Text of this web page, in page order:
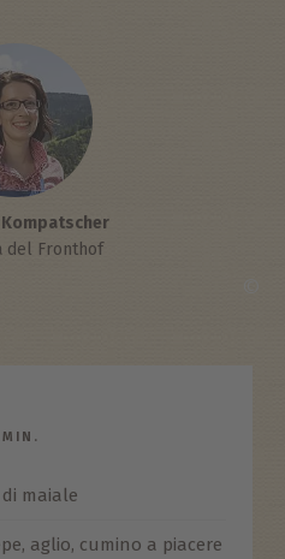
del Fronthof
maiale
aglio, cumino a piacere